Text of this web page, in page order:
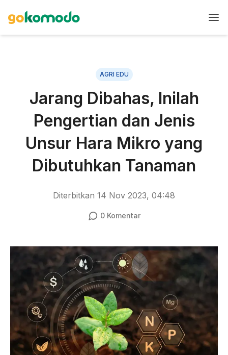
AGRI EDU
Jarang Dibahas, Inilah
Pengertian dan Jenis
Unsur Hara Mikro yang
Dibutuhkan Tanaman
Diterbitkan 14 Nov 2023, 04:48
0Komentar